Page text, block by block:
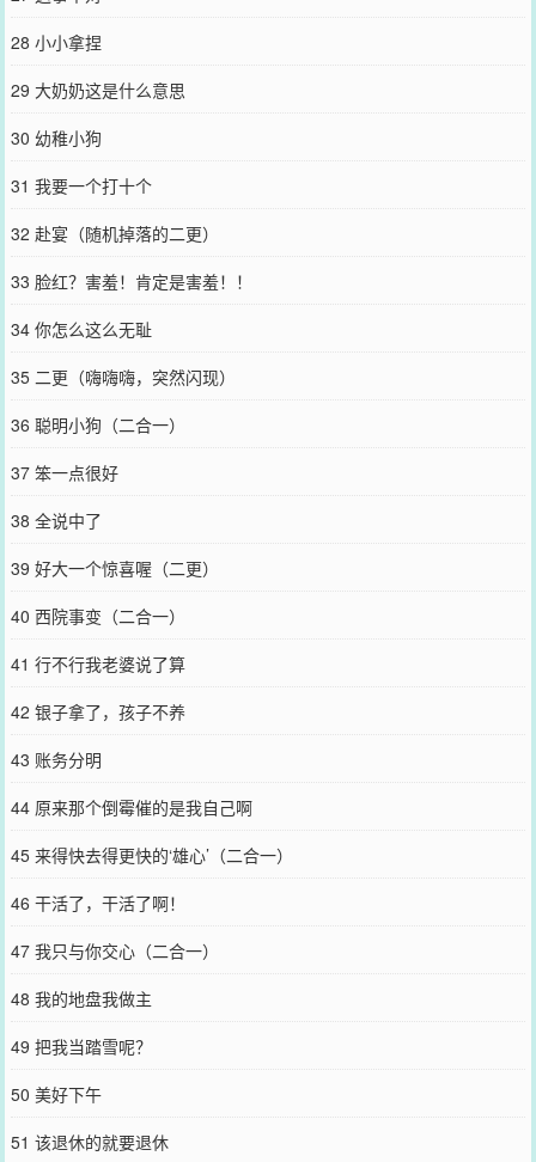
28 小小拿捏
29 大奶奶这是什么意思
30 幼稚小狗
31 我要一个打十个
32 赴宴（随机掉落的二更）
33 脸红？害羞！肯定是害羞！！
34 你怎么这么无耻
35 二更（嗨嗨嗨，突然闪现）
36 聪明小狗（二合一）
37 笨一点很好
38 全说中了
39 好大一个惊喜喔（二更）
40 西院事变（二合一）
41 行不行我老婆说了算
42 银子拿了，孩子不养
43 账务分明
44 原来那个倒霉催的是我自己啊
45 来得快去得更快的‘雄心’（二合一）
46 干活了，干活了啊！
47 我只与你交心（二合一）
48 我的地盘我做主
49 把我当踏雪呢？
50 美好下午
51 该退休的就要退休